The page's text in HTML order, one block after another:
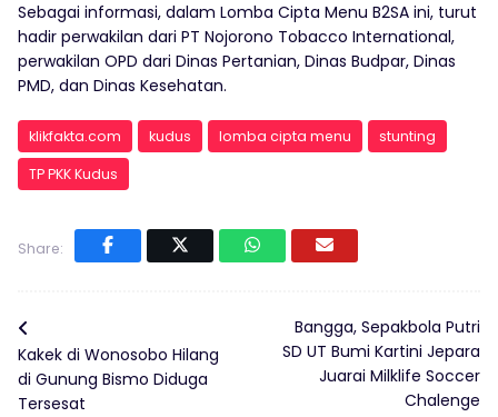
Sebagai informasi, dalam Lomba Cipta Menu B2SA ini, turut
hadir perwakilan dari PT Nojorono Tobacco International,
perwakilan OPD dari Dinas Pertanian, Dinas Budpar, Dinas
PMD, dan Dinas Kesehatan.
klikfakta.com kudus lomba cipta menu
stunting
TP PKK Kudus
Share:
Kakek di Wonosobo Hilang
di Gunung Bismo Diduga
Tersesat
Bangga, Sepakbola Putri
SD UT Bumi Kartini Jepara
Juarai Milklife Soccer
Chalenge